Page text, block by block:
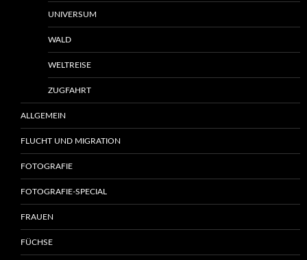
UNIVERSUM
WALD
WELTREISE
ZUGFAHRT
ALLGEMEIN
FLUCHT UND MIGRATION
FOTOGRAFIE
FOTOGRAFIE-SPECIAL
FRAUEN
FÜCHSE